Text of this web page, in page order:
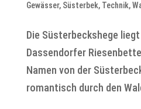
Gewässer, Süsterbek, Technik,
Die Süsterbeckshege
Dassendorfer
Namen von der
romantisch durch den